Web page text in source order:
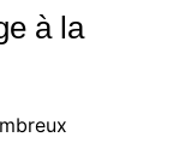
à la